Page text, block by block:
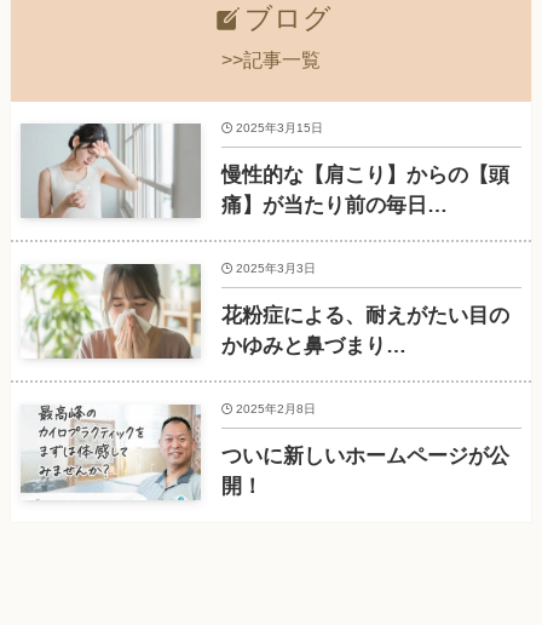
ブログ
>>記事一覧
慢性的な【肩こり】からの【頭
痛】が当たり前の毎日…
2025年3月15日
花粉症による、耐えがたい目の
かゆみと鼻づまり…
2025年3月3日
ついに新しいホームページが公
開！
2025年2月8日